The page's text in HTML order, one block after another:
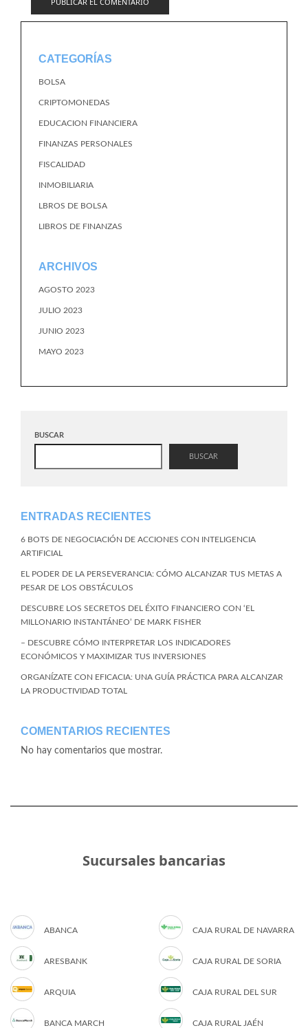
CATEGORÍAS
BOLSA
CRIPTOMONEDAS
EDUCACION FINANCIERA
FINANZAS PERSONALES
FISCALIDAD
INMOBILIARIA
LBROS DE BOLSA
LIBROS DE FINANZAS
ARCHIVOS
AGOSTO 2023
JULIO 2023
JUNIO 2023
MAYO 2023
BUSCAR
BUSCAR
ENTRADAS RECIENTES
6 BOTS DE NEGOCIACIÓN DE ACCIONES CON INTELIGENCIA
ARTIFICIAL
EL PODER DE LA PERSEVERANCIA: CÓMO ALCANZAR TUS METAS A
PESAR DE LOS OBSTÁCULOS
DESCUBRE LOS SECRETOS DEL ÉXITO FINANCIERO CON ‘EL
MILLONARIO INSTANTÁNEO’ DE MARK FISHER
– DESCUBRE CÓMO INTERPRETAR LOS INDICADORES
ECONÓMICOS Y MAXIMIZAR TUS INVERSIONES
ORGANÍZATE CON EFICACIA: UNA GUÍA PRÁCTICA PARA ALCANZAR
LA PRODUCTIVIDAD TOTAL
COMENTARIOS RECIENTES
No hay comentarios que mostrar.
Sucursales bancarias
ABANCA
ARESBANK
ARQUIA
BANCA MARCH
CAJA RURAL DE NAVARRA
CAJA RURAL DE SORIA
CAJA RURAL DEL SUR
CAJA RURAL JAÉN